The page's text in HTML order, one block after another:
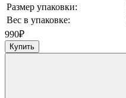
Размер упаковки:
Вес в упаковке:
990₽
Купить